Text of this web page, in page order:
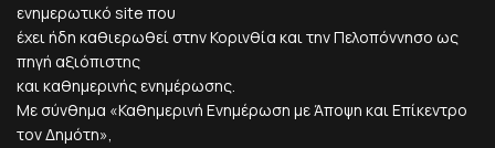
ενημερωτικό site που
έχει ήδη καθιερωθεί στην Κορινθία και την Πελοπόννησο ως
πηγή αξιόπιστης
και καθημερινής ενημέρωσης.
Με σύνθημα «Καθημερινή Ενημέρωση με Άποψη και Επίκεντρο
τον Δημότη»,